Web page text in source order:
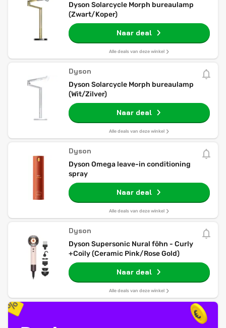
Dyson Solarcycle Morph bureaulamp
(Zwart/Koper)
Naar deal
Alle deals van deze winkel
Dyson
Dyson Solarcycle Morph bureaulamp
(Wit/Zilver)
Naar deal
Alle deals van deze winkel
Dyson
Dyson Omega leave-in conditioning
spray
Naar deal
Alle deals van deze winkel
Dyson
Dyson Supersonic Nural föhn - Curly
+Coily (Ceramic Pink/Rose Gold)
Naar deal
Alle deals van deze winkel